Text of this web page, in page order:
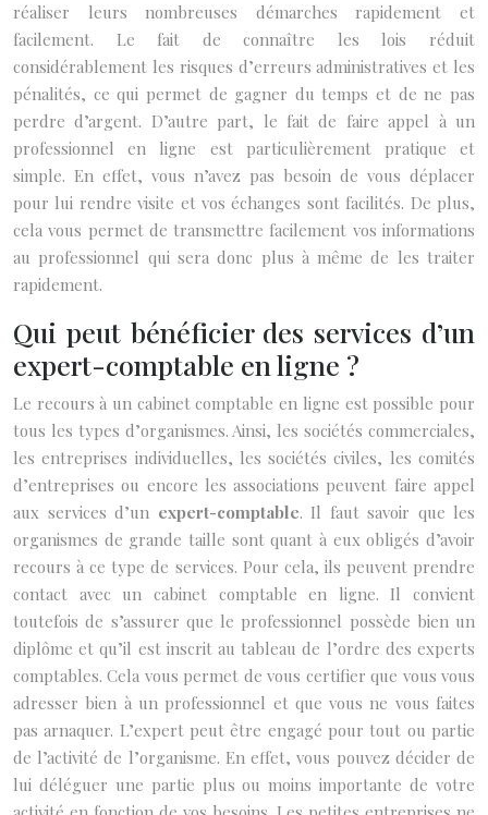
réaliser leurs nombreuses démarches rapidement et
facilement. Le fait de connaître les lois réduit
considérablement les risques d’erreurs administratives et les
pénalités, ce qui permet de gagner du temps et de ne pas
perdre d’argent. D’autre part, le fait de faire appel à un
professionnel en ligne est particulièrement pratique et
simple. En effet, vous n’avez pas besoin de vous déplacer
pour lui rendre visite et vos échanges sont facilités. De plus,
cela vous permet de transmettre facilement vos informations
au professionnel qui sera donc plus à même de les traiter
rapidement.
Qui peut bénéficier des services d’un
expert-comptable en ligne ?
Le recours à un cabinet comptable en ligne est possible pour
tous les types d’organismes. Ainsi, les sociétés commerciales,
les entreprises individuelles, les sociétés civiles, les comités
d’entreprises ou encore les associations peuvent faire appel
aux services d’un expert-comptable. Il faut savoir que les
organismes de grande taille sont quant à eux obligés d’avoir
recours à ce type de services. Pour cela, ils peuvent prendre
contact avec un cabinet comptable en ligne. Il convient
toutefois de s’assurer que le professionnel possède bien un
diplôme et qu’il est inscrit au tableau de l’ordre des experts
comptables. Cela vous permet de vous certifier que vous vous
adresser bien à un professionnel et que vous ne vous faites
pas arnaquer. L’expert peut être engagé pour tout ou partie
de l’activité de l’organisme. En effet, vous pouvez décider de
lui déléguer une partie plus ou moins importante de votre